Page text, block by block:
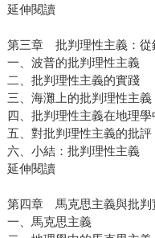
延伸閱讀
第三章 批判理性主義：從
一、波普的批判理性主義
二、批判理性主義的實踐
三、海灘上的批判理性主義
四、批判理性主義在地理學
五、對批判理性主義的批評
六、小結：批判理性主義
延伸閱讀
第四章 馬克思主義與批判
一、馬克思主義